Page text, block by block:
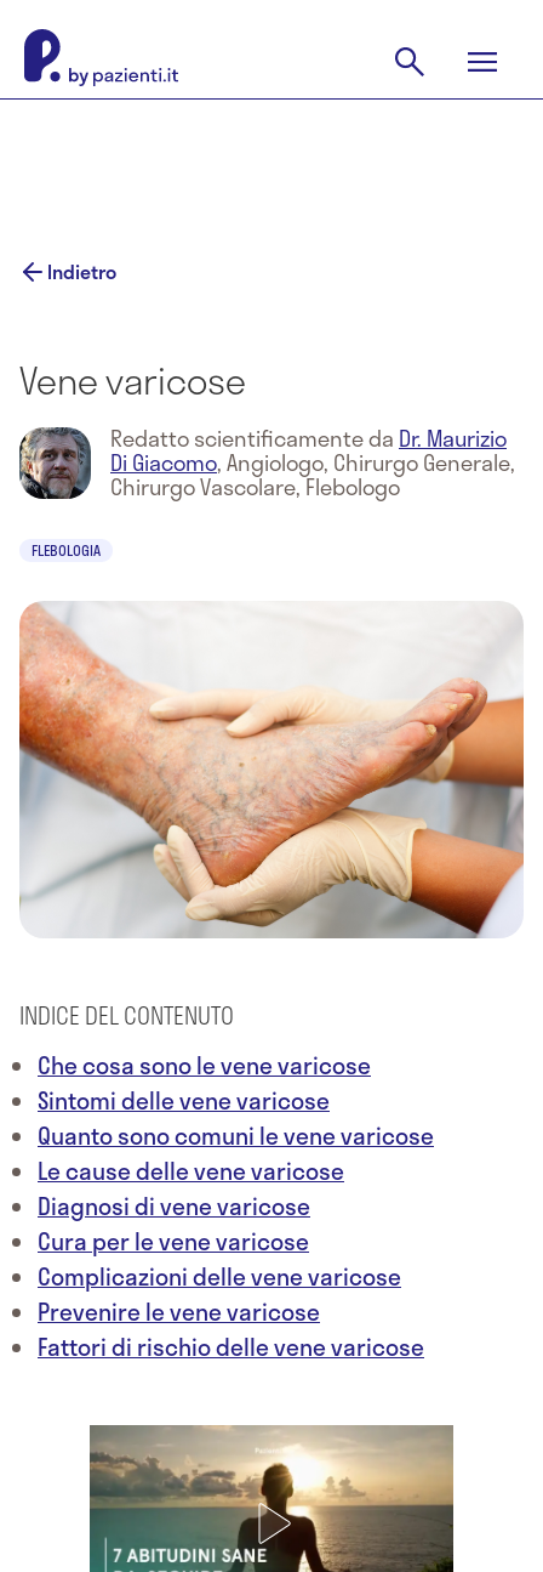
Indietro
Vene varicose
Redatto scientificamente da Dr. Maurizio
Di Giacomo,Angiologo, Chirurgo Generale,
Chirurgo Vascolare, Flebologo
FLEBOLOGIA
INDICE DEL CONTENUTO
Che cosa sono le vene varicose
Sintomi delle vene varicose
Quanto sono comuni le vene varicose
Le cause delle vene varicose
Diagnosi di vene varicose
Cura per le vene varicose
Complicazioni delle vene varicose
Prevenire le vene varicose
Fattori di rischio delle vene varicose